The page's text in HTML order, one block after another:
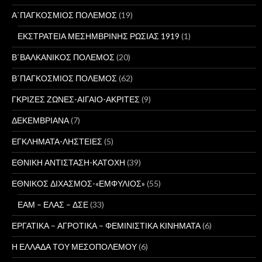
Α΄ΠΑΓΚΟΣΜΙΟΣ ΠΟΛΕΜΟΣ (19)
ΕΚΣΤΡΑΤΕΙΑ ΜΕΣΗΜΒΡΙΝΗΣ ΡΩΣΙΑΣ 1919 (1)
Β΄ΒΑΛΚΑΝΙΚΟΣ ΠΟΛΕΜΟΣ (20)
Β΄ΠΑΓΚΟΣΜΙΟΣ ΠΟΛΕΜΟΣ (62)
ΓΚΡΙΖΕΣ ΖΩΝΕΣ-ΑΙΓΑΙΟ-ΑΚΡΙΤΕΣ (9)
ΔΕΚΕΜΒΡΙΑΝΑ(7)
ΕΓΚΛΗΜΑΤΑ-ΛΗΣΤΕΙΕΣ (5)
ΕΘΝΙΚΗ ΑΝΤΙΣΤΑΣΗ-ΚΑΤΟΧΗ (39)
ΕΘΝΙΚΟΣ ΔΙΧΑΣΜΟΣ-«ΕΜΦΥΛΙΟΣ» (55)
ΕΑΜ – ΕΛΑΣ – ΔΣΕ(33)
ΕΡΓΑΤΙΚΑ – ΑΓΡΟΤΙΚΑ – ΦΕΜΙΝΙΣΤΙΚΑ ΚΙΝΗΜΑΤΑ(6)
Η ΕΛΛΑΔΑ ΤΟΥ ΜΕΣΟΠΟΛΕΜΟΥ(6)